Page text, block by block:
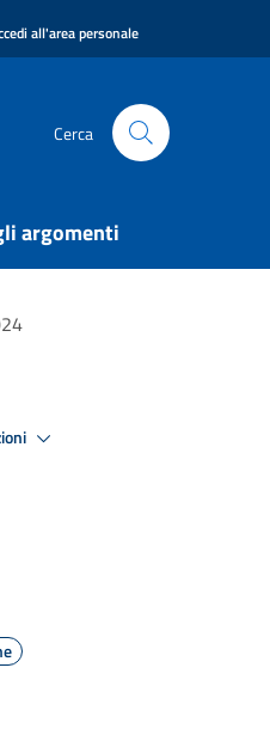
all'area personale
Cerca
argomenti